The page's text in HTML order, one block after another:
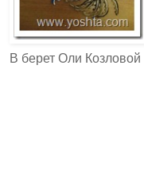
В берет Оли